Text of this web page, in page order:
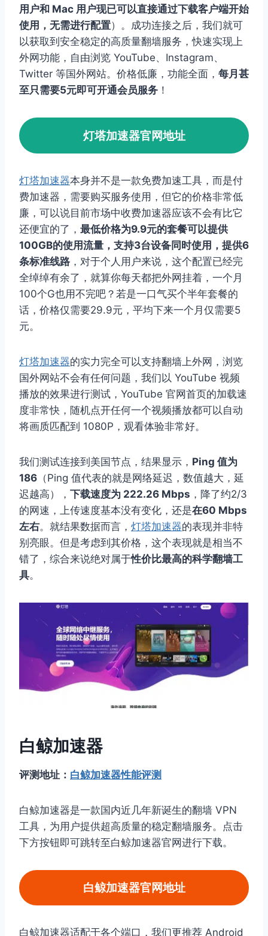
用户和 Mac 用户现已可以直接通过下载客户端开始
使用，无需进行配置）。成功连接之后，我们就可
以获取到安全稳定的高质量翻墙服务，快速实现上
外网功能，自由浏览 YouTube、Instagram、
Twitter 等国外网站。价格低廉，功能全面， 每月甚
至只需要5元即可开通会员服务 ！
灯塔加速器官网地址
灯塔加速器本身并不是一款免费加速工具，而是付
费加速器，需要购买服务使用，但它的价格非常低
廉，可以说目前市场中收费加速器应该不会有比它
还便宜的了， 最低价格为9.9元的套餐可以提供
100GB的使用流量，支持3台设备同时使用，提供6
条标准线路 ，对于个人用户来说，这个配置已经完
全绰绰有余了，就算你每天都把外网挂着，一个月
100个G也用不完吧？若是一口气买个半年套餐的
话，价格仅需要29.9元，平均下来一个月仅需要5
元。
灯塔加速器的实力完全可以支持翻墙上外网，浏览
国外网站不会有任何问题，我们以 YouTube 视频
播放的效果进行测试，YouTube 官网首页的加载速
度非常快，随机点开任何一个视频播放都可以自动
将画质匹配到 1080P，观看体验非常好。
我们测试连接到美国节点，结果显示， Ping 值为
186 （Ping 值代表的就是网络延迟，数值越大，延
迟越高）， 下载速度为 222.26 Mbps ，降了约2/3
的网速，上传速度基本没有变化，还是在60 Mbps
左右。就结果数据而言， 灯塔加速器的表现并非特
别亮眼。但是考虑到其价格，这个表现就是相当不
错了，综合来说绝对属于性价比最高的科学翻墙工
具。
白鲸加速器
评测地址： 白鲸加速器性能评测
白鲸加速器是一款国内近几年新诞生的翻墙 VPN
工具，为用户提供超高质量的稳定翻墙服务。点击
下方按钮即可跳转至白鲸加速器官网进行下载。
白鲸加速器官网地址
白鲸加速器适配于各个端口，我们更推荐 Android